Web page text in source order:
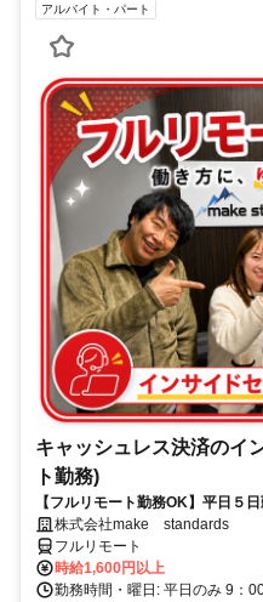
アルバイト・パート
キャッシュレス決済のイ
ト勤務)
【フルリモート勤務OK】平日５
スキルアップ
株式会社make standards
フルリモート
時給1,600円以上
勤務時間・曜日: 平日のみ 9：